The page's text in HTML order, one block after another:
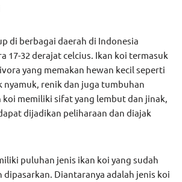
di berbagai daerah di Indonesia
17-32 derajat celcius. Ikan koi termasuk
yang memakan hewan kecil seperti
nyamuk, renik dan juga tumbuhan
memiliki sifat yang lembut dan jinak,
dijadikan peliharaan dan diajak
puluhan jenis ikan koi yang sudah
dipasarkan. Diantaranya adalah jenis koi